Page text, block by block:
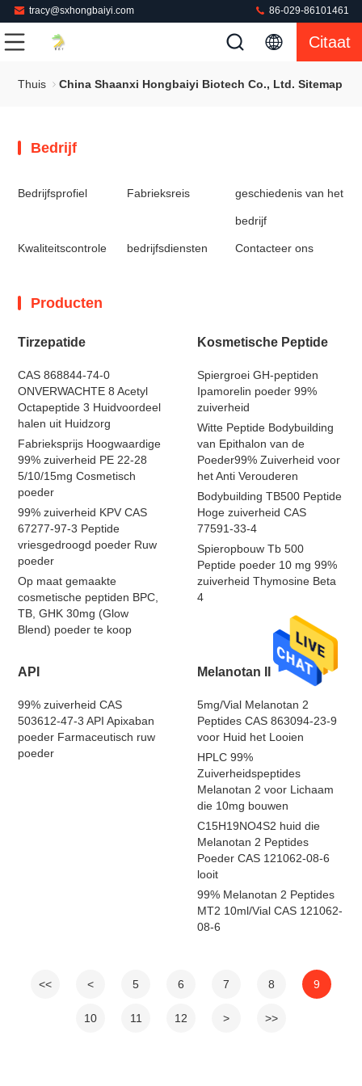
tracy@sxhongbaiyi.com 86-029-86101461
Citaat
Thuis China Shaanxi Hongbaiyi Biotech Co., Ltd. Sitemap
Bedrijf
Bedrijfsprofiel Fabrieksreis geschiedenis van het
bedrijf
Kwaliteitscontrole bedrijfsdiensten Contacteer ons
Producten
Tirzepatide
CAS 868844-74-0
ONVERWACHTE 8 Acetyl
Octapeptide 3 Huidvoordeel
halen uit Huidzorg
Fabrieksprijs Hoogwaardige
99% zuiverheid PE 22-28
5/10/15mg Cosmetisch
poeder
99% zuiverheid KPV CAS
67277-97-3 Peptide
vriesgedroogd poeder Ruw
poeder
Op maat gemaakte
cosmetische peptiden BPC,
TB, GHK 30mg (Glow
Blend) poeder te koop
Kosmetische Peptide
Spiergroei GH-peptiden
Ipamorelin poeder 99%
zuiverheid
Witte Peptide Bodybuilding
van Epithalon van de
Poeder99% Zuiverheid voor
het Anti Verouderen
Bodybuilding TB500 Peptide
Hoge zuiverheid CAS
77591-33-4
Spieropbouw Tb 500
Peptide poeder 10 mg 99%
zuiverheid Thymosine Beta
4
API
99% zuiverheid CAS
503612-47-3 API Apixaban
poeder Farmaceutisch ruw
poeder
Melanotan II
5mg/Vial Melanotan 2
Peptides CAS 863094-23-9
voor Huid het Looien
HPLC 99%
Zuiverheidspeptides
Melanotan 2 voor Lichaam
die 10mg bouwen
C15H19NO4S2 huid die
Melanotan 2 Peptides
Poeder CAS 121062-08-6
looit
99% Melanotan 2 Peptides
MT2 10ml/Vial CAS 121062-
08-6
<< < 5 6 7 8 9
10 11 12 > >>